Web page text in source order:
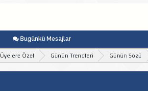
Bugünkü Mesajlar
Üyelere Özel Günün Trendleri Günün Sözü